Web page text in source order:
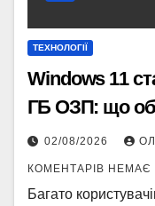
ТЕХНОЛОГІЇ
Windows 11
ГБ ОЗП: що
02/08/2026
КОМЕНТАРІВ НЕМАЄ
Багато